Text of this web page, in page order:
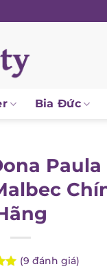
Bia Đức
Paula
( 9đánh giá)